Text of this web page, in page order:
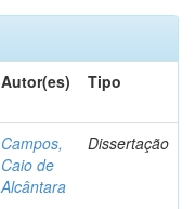
Autor(es) Tipo
Campos,
Caio de
Alcântara
Dissertação